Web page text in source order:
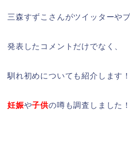
三森すずこさんがツイッターや
発表したコメントだけでなく、
馴れ初めについても紹介します！
妊娠や子供の噂も調査しました！